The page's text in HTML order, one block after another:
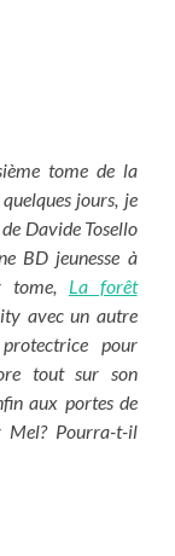
tome de la
jours, je
de Davide Tosello
BD jeunesse à
tome, La forêt
avec un autre
pour
tout sur son
aux portes de
Mel? Pourra-t-il